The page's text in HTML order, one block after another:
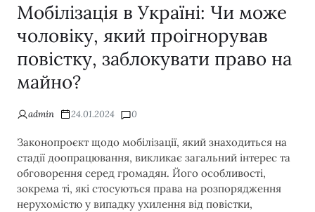
Мобілізація в Україні: Чи може
чоловіку, який проігнорував
повістку, заблокувати право на
майно?
admin 24.01.2024 0
Законопроєкт щодо мобілізації, який знаходиться на
стадії доопрацювання, викликає загальний інтерес та
обговорення серед громадян. Його особливості,
зокрема ті, які стосуються права на розпорядження
нерухомістю у випадку ухилення від повістки,